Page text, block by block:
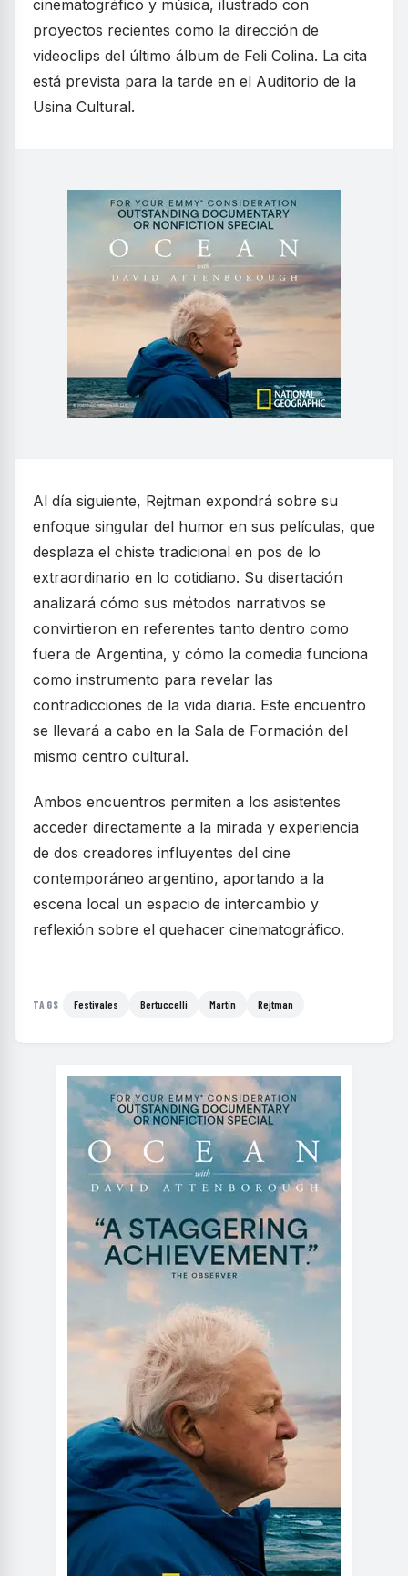
cinematográfico y música, ilustrado con
proyectos recientes como la dirección de
videoclips del último álbum de Feli Colina. La cita
está prevista para la tarde en el Auditorio de la
Usina Cultural.
Al día siguiente, Rejtman expondrá sobre su
enfoque singular del humor en sus películas, que
desplaza el chiste tradicional en pos de lo
extraordinario en lo cotidiano. Su disertación
analizará cómo sus métodos narrativos se
convirtieron en referentes tanto dentro como
fuera de Argentina, y cómo la comedia funciona
como instrumento para revelar las
contradicciones de la vida diaria. Este encuentro
se llevará a cabo en la Sala de Formación del
mismo centro cultural.
Ambos encuentros permiten a los asistentes
acceder directamente a la mirada y experiencia
de dos creadores influyentes del cine
contemporáneo argentino, aportando a la
escena local un espacio de intercambio y
reflexión sobre el quehacer cinematográfico.
TAGS Festivales Bertuccelli Martín Rejtman